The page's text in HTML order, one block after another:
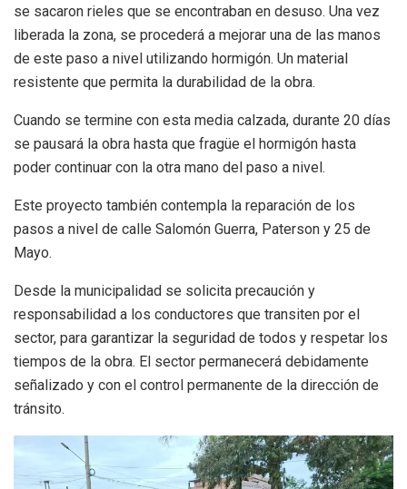
se sacaron rieles que se encontraban en desuso. Una vez
liberada la zona, se procederá a mejorar una de las manos
de este paso a nivel utilizando hormigón. Un material
resistente que permita la durabilidad de la obra.
Cuando se termine con esta media calzada, durante 20 días
se pausará la obra hasta que fragüe el hormigón hasta
poder continuar con la otra mano del paso a nivel.
Este proyecto también contempla la reparación de los
pasos a nivel de calle Salomón Guerra, Paterson y 25 de
Mayo.
Desde la municipalidad se solicita precaución y
responsabilidad a los conductores que transiten por el
sector, para garantizar la seguridad de todos y respetar los
tiempos de la obra. El sector permanecerá debidamente
señalizado y con el control permanente de la dirección de
tránsito.